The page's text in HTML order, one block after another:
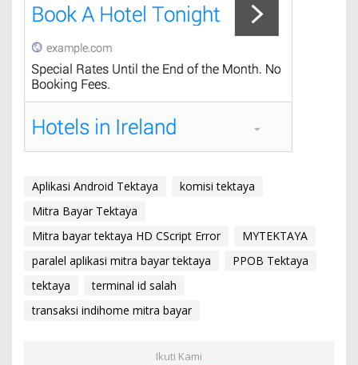
Aplikasi Android Tektaya
komisi tektaya
Mitra Bayar Tektaya
Mitra bayar tektaya HD CScript Error
MYTEKTAYA
paralel aplikasi mitra bayar tektaya
PPOB Tektaya
tektaya
terminal id salah
transaksi indihome mitra bayar
Ikuti Kami